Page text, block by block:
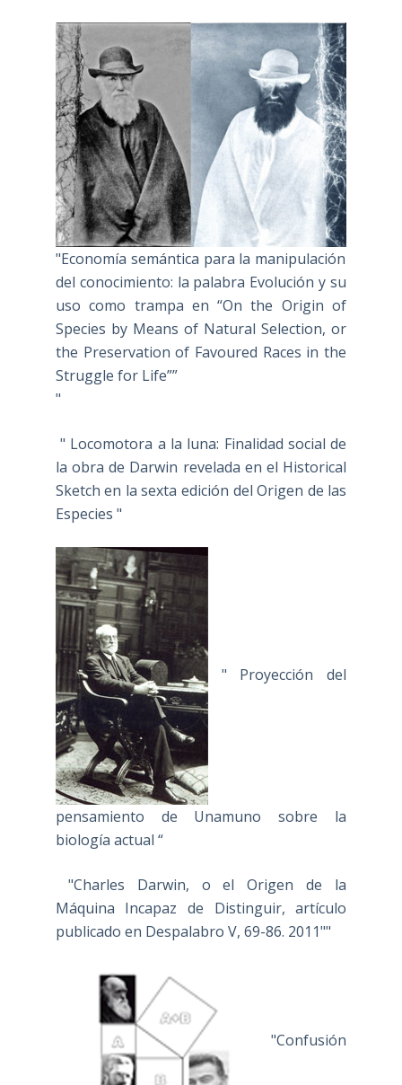
"Economía semántica para la manipulación
del conocimiento: la palabra Evolución y su
uso como trampa en “On the Origin of
Species by Means of Natural Selection, or
the Preservation of Favoured Races in the
Struggle for Life””
"
" Locomotora a la luna: Finalidad social de
la obra de Darwin revelada en el Historical
Sketch en la sexta edición del Origen de las
Especies "
" Proyección del
pensamiento de Unamuno sobre la
biología actual “
"Charles Darwin, o el Origen de la
Máquina Incapaz de Distinguir, artículo
publicado en Despalabro V, 69-86. 2011""
"Confusión